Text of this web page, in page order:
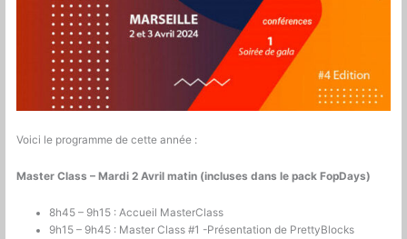
Voici le programme de cette année :
Master Class – Mardi 2 Avril matin (incluses dans le pack FopDays)
8h45 – 9h15 : Accueil MasterClass
9h15 – 9h45 : Master Class #1 -Présentation de PrettyBlocks